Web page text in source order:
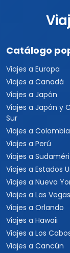
Catálogo
Viajes a Europa
Viajes a Canadá
Viajes a Japón
Viajes a Japón y
Sur
Viajes a Colombia
Viajes a Perú
Viajes a
Viajes a Estados
Viajes a Nueva
Viajes a Las Vegas
Viajes a Orlando
Viajes a Hawaii
Viajes a Los
Viajes a Cancún